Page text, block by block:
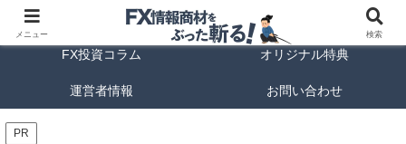
FX商材ランキング FX手法解説
FX投資コラム オリジナル特典
運営者情報 お問い合わせ
PR
メニュー 検索